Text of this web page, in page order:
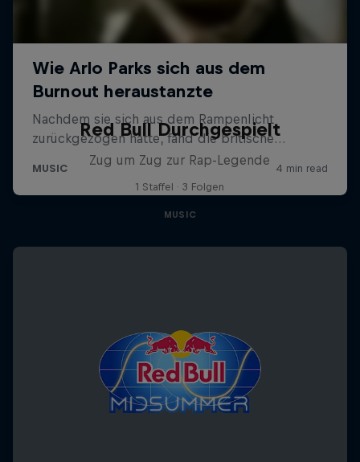
Red Bull Durchgespielt
Zug um Zug zur Rap-Legende
1 Staffel · 3 Folgen
MUSIC